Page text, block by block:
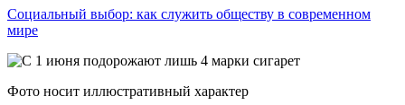
Социальный выбор: как служить обществу в современном
мире
Фото носит иллюстративный характер